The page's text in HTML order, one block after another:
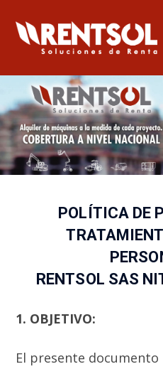
POLÍTICA DE
RENTSOL SAS
1. OBJETIVO:
El presente